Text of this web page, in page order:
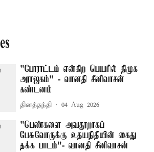
"போராட்டம் என்கிற பெயரில் திமுக
அராஜகம்" - வானதி சீனிவாசன்
கண்டனம்
தினத்தந்தி 04 Aug 2026
"பெண்களை அவதூறாகப்
பேசுவோருக்கு உதயநிதியின் கைது
தக்க பாடம்"- வானதி சீனிவாசன்